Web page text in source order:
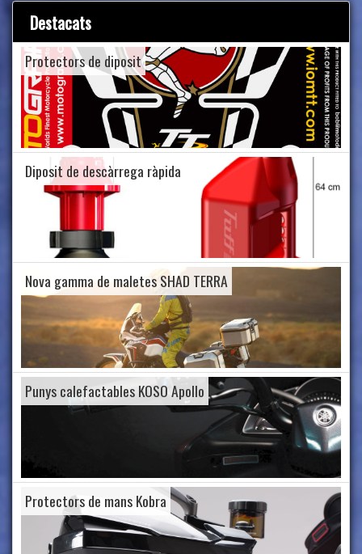
Destacats
Protectors de diposit
Diposit de descàrrega ràpida
Nova gamma de maletes SHAD TERRA
Punys calefactables KOSO Apollo
Protectors de mans Kobra